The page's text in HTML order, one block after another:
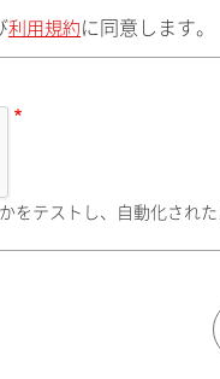
利用規約 に同意します。
をテストし、自動化され